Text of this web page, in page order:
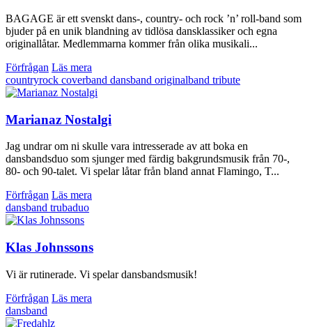
BAGAGE är ett svenskt dans-, country- och rock ’n’ roll-band som
bjuder på en unik blandning av tidlösa dansklassiker och egna
originallåtar. Medlemmarna kommer från olika musikali...
Förfrågan Läs mera
countryrock coverband dansband originalband tribute
Marianaz Nostalgi
Jag undrar om ni skulle vara intresserade av att boka en
dansbandsduo som sjunger med färdig bakgrundsmusik från 70-,
80- och 90-talet. Vi spelar låtar från bland annat Flamingo, T...
Förfrågan Läs mera
dansband trubaduo
Klas Johnssons
Vi är rutinerade. Vi spelar dansbandsmusik!
Förfrågan Läs mera
dansband